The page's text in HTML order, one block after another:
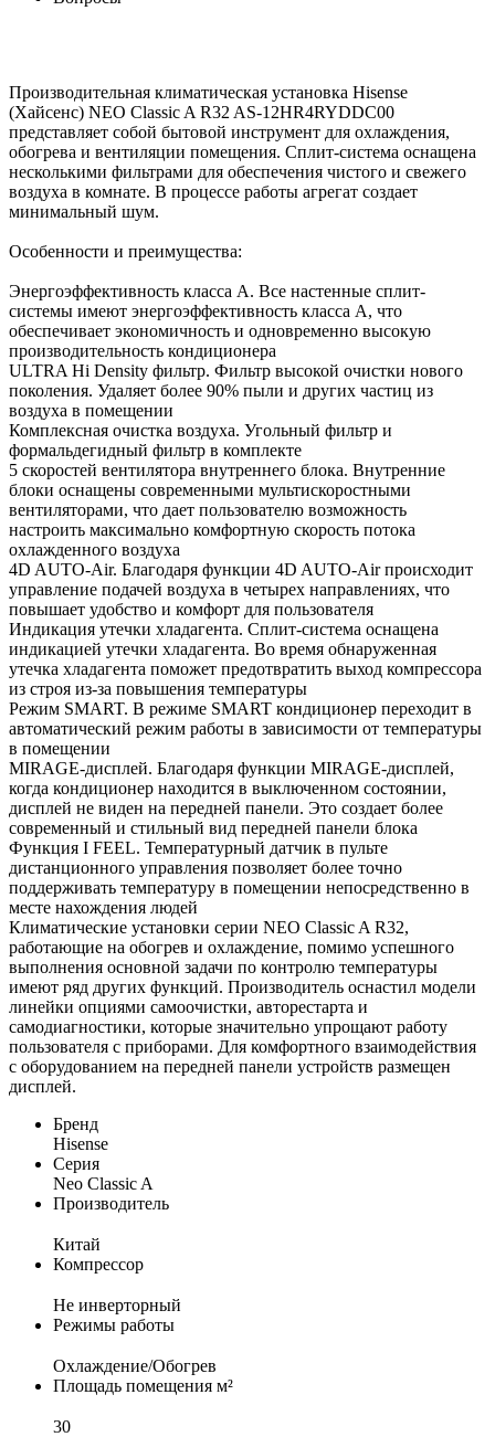
Производительная климатическая установка Hisense
(Хайсенс) NEO Classic A R32 AS-12HR4RYDDC00
представляет собой бытовой инструмент для охлаждения,
обогрева и вентиляции помещения. Сплит-система оснащена
несколькими фильтрами для обеспечения чистого и свежего
воздуха в комнате. В процессе работы агрегат создает
минимальный шум.
Особенности и преимущества:
Энергоэффективность класса А. Все настенные сплит-
системы имеют энергоэффективность класса А, что
обеспечивает экономичность и одновременно высокую
производительность кондиционера
ULTRA Hi Density фильтр. Фильтр высокой очистки нового
поколения. Удаляет более 90% пыли и других частиц из
воздуха в помещении
Комплексная очистка воздуха. Угольный фильтр и
формальдегидный фильтр в комплекте
5 скоростей вентилятора внутреннего блока. Внутренние
блоки оснащены современными мультискоростными
вентиляторами, что дает пользователю возможность
настроить максимально комфортную скорость потока
охлажденного воздуха
4D AUTO-Air. Благодаря функции 4D AUTO-Air происходит
управление подачей воздуха в четырех направлениях, что
повышает удобство и комфорт для пользователя
Индикация утечки хладагента. Сплит-система оснащена
индикацией утечки хладагента. Во время обнаруженная
утечка хладагента поможет предотвратить выход компрессора
из строя из-за повышения температуры
Режим SMART. В режиме SMART кондиционер переходит в
автоматический режим работы в зависимости от температуры
в помещении
MIRAGE-дисплей. Благодаря функции MIRAGE-дисплей,
когда кондиционер находится в выключенном состоянии,
дисплей не виден на передней панели. Это создает более
современный и стильный вид передней панели блока
Функция I FEEL. Температурный датчик в пульте
дистанционного управления позволяет более точно
поддерживать температуру в помещении непосредственно в
месте нахождения людей
Климатические установки серии NEO Classic A R32,
работающие на обогрев и охлаждение, помимо успешного
выполнения основной задачи по контролю температуры
имеют ряд других функций. Производитель оснастил модели
линейки опциями самоочистки, авторестарта и
самодиагностики, которые значительно упрощают работу
пользователя с приборами. Для комфортного взаимодействия
с оборудованием на передней панели устройств размещен
дисплей.
Бренд
Hisense
Серия
Neo Classic A
Производитель
Китай
Компрессор
Не инверторный
Режимы работы
Охлаждение/Обогрев
Площадь помещения м²
30